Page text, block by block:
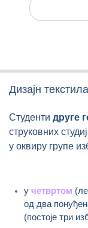
for:
Дизајн
Студенти друге
струковних
у оквиру групе
у четвртом
од два
(постоје три